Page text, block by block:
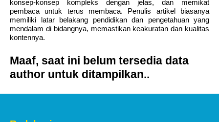
Kao Utara, Secepatnya Akan Dibangun
Bupati Halut Hadiri Pembukaan Retret dan
Tobelo.
konsep-konsep kompleks dengan jelas, dan memikat
pembaca untuk terus membaca. Penulis artikel biasanya
memiliki latar belakang pendidikan dan pengetahuan yang
mendalam di bidangnya, memastikan keakuratan dan kualitas
kontennya.
Maaf, saat ini belum tersedia data
author untuk ditampilkan..